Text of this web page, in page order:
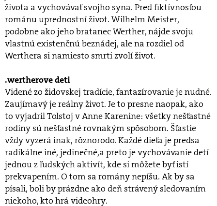
života a vychovávať svojho syna. Pred fiktívnosťou
románu uprednostní život. Wilhelm Meister,
podobne ako jeho bratanec Werther, nájde svoju
vlastnú existenčnú beznádej, ale na rozdiel od
Werthera si namiesto smrti zvolí život.
.wertherove deti
Videné zo židovskej tradície, fantazírovanie je nudné.
Zaujímavý je reálny život. Je to presne naopak, ako
to vyjadril Tolstoj v Anne Karenine: všetky nešťastné
rodiny sú nešťastné rovnakým spôsobom. Šťastie
vždy vyzerá inak, rôznorodo. Každé dieťa je predsa
radikálne iné, jedinečné,a preto je vychovávanie detí
jednou z ľudských aktivít, kde si môžete byť istí
prekvapením. O tom sa romány nepíšu. Ak by sa
písali, boli by prázdne ako deň strávený sledovaním
niekoho, kto hrá videohry.